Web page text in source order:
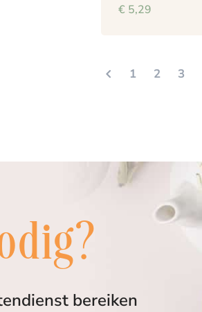
€ 5,29
1 2 3
bereiken